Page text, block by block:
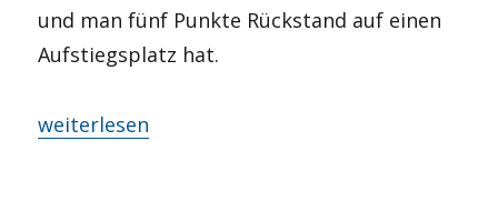
und man fünf Punkte Rückstand auf einen
Aufstiegsplatz hat.
„Oans, zwoa, droa – gsuffa!“
weiterlesen